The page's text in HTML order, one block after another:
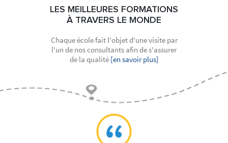
LES MEILLEURES FORMATIONS
À TRAVERS LE MONDE
Chaque école fait l'objet d'une visite par
l'un de nos consultants afin de s'assurer
de la qualité [en savoir plus]